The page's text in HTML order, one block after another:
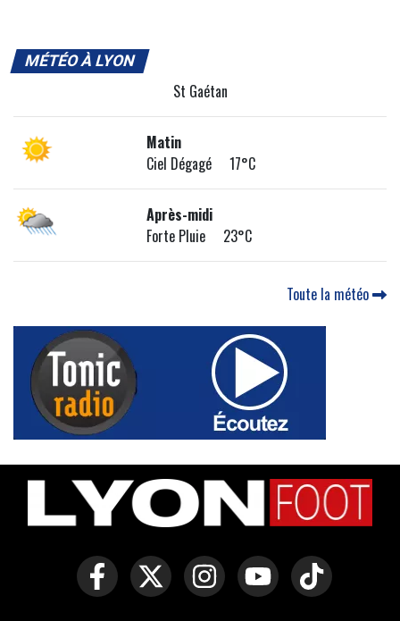
MÉTÉO À LYON
St Gaétan
Matin
Ciel Dégagé 17°C
Après-midi
Forte Pluie 23°C
Toute la météo